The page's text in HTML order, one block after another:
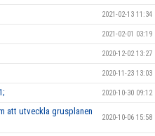
2021-02-13 11:34
2021-02-01 03:19
2020-12-02 13:27
2020-11-23 13:03
2020-10-30 09:12
att utveckla grusplanen
2020-10-06 15:58